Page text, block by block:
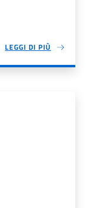
LEGGI DI PIÙ